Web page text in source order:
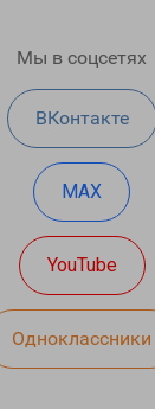
Мы в соцсетях
ВКонтакте
MAX
YouTube
Одноклассники